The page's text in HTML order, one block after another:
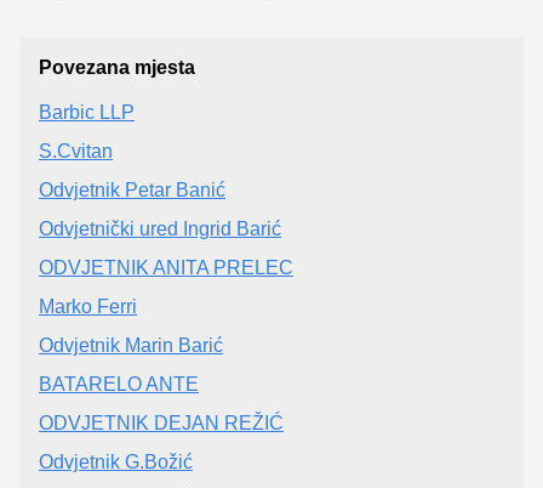
Povezana mjesta
Barbic LLP
S.Cvitan
Odvjetnik Petar Banić
Odvjetnički ured Ingrid Barić
ODVJETNIK ANITA PRELEC
Marko Ferri
Odvjetnik Marin Barić
BATARELO ANTE
ODVJETNIK DEJAN REŽIĆ
Odvjetnik G.Božić